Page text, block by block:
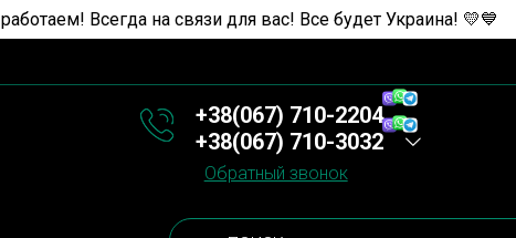
Всегда на связи для вас! Все будет Украина! 💛💙
+38(067) 710-2204
+38(067) 710-3032
Обратный звонок